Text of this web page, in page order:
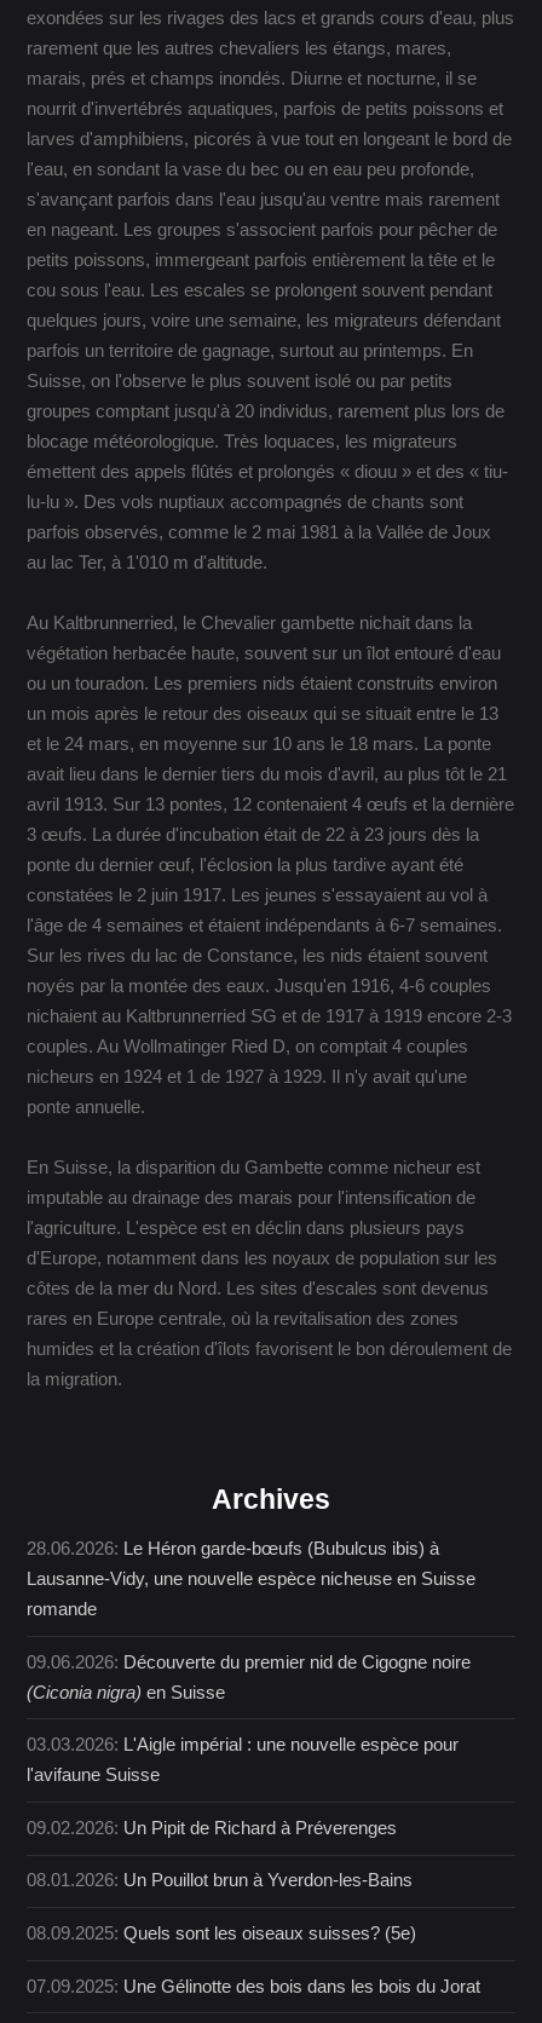
exondées sur les rivages des lacs et grands cours d'eau, plus
rarement que les autres chevaliers les étangs, mares,
marais, prés et champs inondés. Diurne et nocturne, il se
nourrit d'invertébrés aquatiques, parfois de petits poissons et
larves d'amphibiens, picorés à vue tout en longeant le bord de
l'eau, en sondant la vase du bec ou en eau peu profonde,
s'avançant parfois dans l'eau jusqu'au ventre mais rarement
en nageant. Les groupes s'associent parfois pour pêcher de
petits poissons, immergeant parfois entièrement la tête et le
cou sous l'eau. Les escales se prolongent souvent pendant
quelques jours, voire une semaine, les migrateurs défendant
parfois un territoire de gagnage, surtout au printemps. En
Suisse, on l'observe le plus souvent isolé ou par petits
groupes comptant jusqu'à 20 individus, rarement plus lors de
blocage météorologique. Très loquaces, les migrateurs
émettent des appels flûtés et prolongés « diouu » et des « tiu-
lu-lu ». Des vols nuptiaux accompagnés de chants sont
parfois observés, comme le 2 mai 1981 à la Vallée de Joux
au lac Ter, à 1'010 m d'altitude.
Au Kaltbrunnerried, le Chevalier gambette nichait dans la
végétation herbacée haute, souvent sur un îlot entouré d'eau
ou un touradon. Les premiers nids étaient construits environ
un mois après le retour des oiseaux qui se situait entre le 13
et le 24 mars, en moyenne sur 10 ans le 18 mars. La ponte
avait lieu dans le dernier tiers du mois d'avril, au plus tôt le 21
avril 1913. Sur 13 pontes, 12 contenaient 4 œufs et la dernière
3 œufs. La durée d'incubation était de 22 à 23 jours dès la
ponte du dernier œuf, l'éclosion la plus tardive ayant été
constatées le 2 juin 1917. Les jeunes s'essayaient au vol à
l'âge de 4 semaines et étaient indépendants à 6-7 semaines.
Sur les rives du lac de Constance, les nids étaient souvent
noyés par la montée des eaux. Jusqu'en 1916, 4-6 couples
nichaient au Kaltbrunnerried SG et de 1917 à 1919 encore 2-3
couples. Au Wollmatinger Ried D, on comptait 4 couples
nicheurs en 1924 et 1 de 1927 à 1929. Il n'y avait qu'une
ponte annuelle.
En Suisse, la disparition du Gambette comme nicheur est
imputable au drainage des marais pour l'intensification de
l'agriculture. L'espèce est en déclin dans plusieurs pays
d'Europe, notamment dans les noyaux de population sur les
côtes de la mer du Nord. Les sites d'escales sont devenus
rares en Europe centrale, où la revitalisation des zones
humides et la création d'îlots favorisent le bon déroulement de
la migration.
Archives
28.06.2026: Le Héron garde-bœufs (Bubulcus ibis) à
Lausanne-Vidy, une nouvelle espèce nicheuse en Suisse
romande
09.06.2026: Découverte du premier nid de Cigogne noire
(Ciconia nigra) en Suisse
03.03.2026: L'Aigle impérial : une nouvelle espèce pour
l'avifaune Suisse
09.02.2026: Un Pipit de Richard à Préverenges
08.01.2026: Un Pouillot brun à Yverdon-les-Bains
08.09.2025:Quels sont les oiseaux suisses? (5e)
07.09.2025: Une Gélinotte des bois dans les bois du Jorat